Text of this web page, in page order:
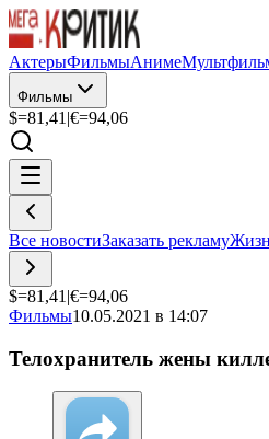
АктерыФильмыАниме
Фильмы
$=81,41 |€=94,06
Все новостиЗаказать рекламу
$=81,41 |€=94,06
Фильмы10.05.2021 в 14:07
Телохранитель жены